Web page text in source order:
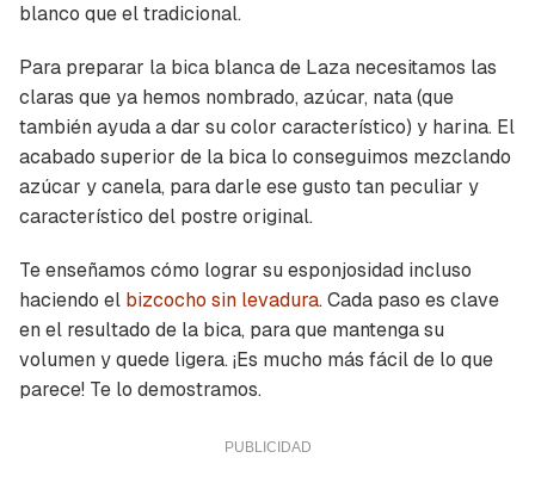
blanco que el tradicional.
Para preparar la bica blanca de Laza necesitamos las
claras que ya hemos nombrado, azúcar, nata (que
también ayuda a dar su color característico) y harina. El
acabado superior de la bica lo conseguimos mezclando
azúcar y canela, para darle ese gusto tan peculiar y
característico del postre original.
Te enseñamos cómo lograr su esponjosidad incluso
haciendo el bizcocho sin levadura. Cada paso es clave
en el resultado de la bica, para que mantenga su
volumen y quede ligera. ¡Es mucho más fácil de lo que
parece! Te lo demostramos.